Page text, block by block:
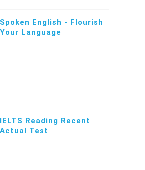
Spoken English - Flourish
Your Language
IELTS Reading Recent
Actual Test